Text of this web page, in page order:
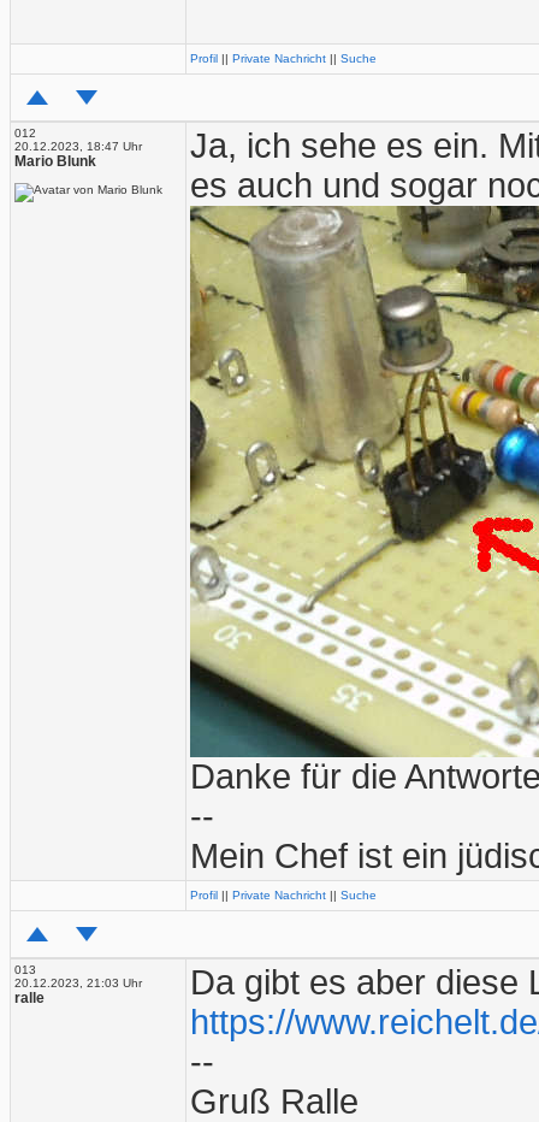
Profil || Private Nachricht || Suche
012
20.12.2023, 18:47 Uhr
Mario Blunk
Ja, ich sehe es ein.
es auch und sogar
Danke für die
--
Mein Chef ist ein
Profil || Private Nachricht || Suche
013
20.12.2023, 21:03 Uhr
ralle
Da gibt es aber diese
https://
--
Gruß Ralle